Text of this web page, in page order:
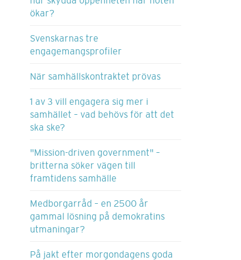
ökar?
Svenskarnas tre
engagemangsprofiler
När samhällskontraktet prövas
1 av 3 vill engagera sig mer i
samhället – vad behövs för att det
ska ske?
"Mission-driven government" –
britterna söker vägen till
framtidens samhälle
Medborgarråd – en 2500 år
gammal lösning på demokratins
utmaningar?
På jakt efter morgondagens goda